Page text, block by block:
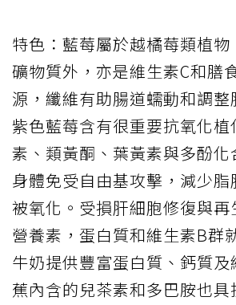
特色：藍莓屬於越橘莓類植物
礦物質外，亦是維生素C和膳
源，纖維有助腸道蠕動和調整
紫色藍莓含有很重要抗氧化植
素、類黃酮、葉黃素與多酚化
身體免受自由基攻擊，減少
被氧化。受損肝細胞修復與再
營養素，蛋白質和維生素B群
牛奶提供豐富蛋白質、鈣質
蕉內含的兒茶素和多巴胺也具